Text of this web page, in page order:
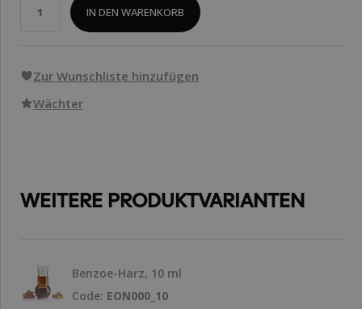
IN DEN WARENKORB
Zur Wunschliste hinzufügen
Wächter
WEITERE PRODUKTVARIANTEN
Benzoe-Harz, 10 ml
Code: EON000_10